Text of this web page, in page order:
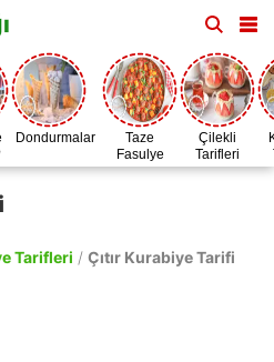
Dondurmalar
Taze
Fasulye
Zamanı
Çilekli
Tarifleri
Tarifleri / Çıtır Kurabiye Tarifi